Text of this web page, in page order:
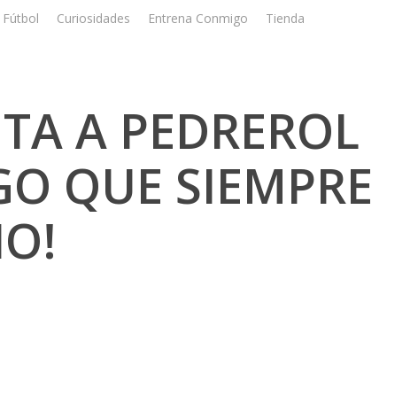
Fútbol Curiosidades Entrena Conmigo Tienda
A PEDREROL
QUE SIEMPRE